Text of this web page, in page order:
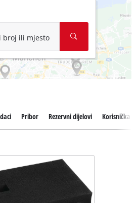
broj ili mjesto
Pribor Rezervni dijelovi Korisnička